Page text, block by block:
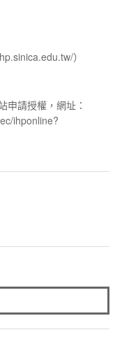
）
申請授權，網址：
ihponline?